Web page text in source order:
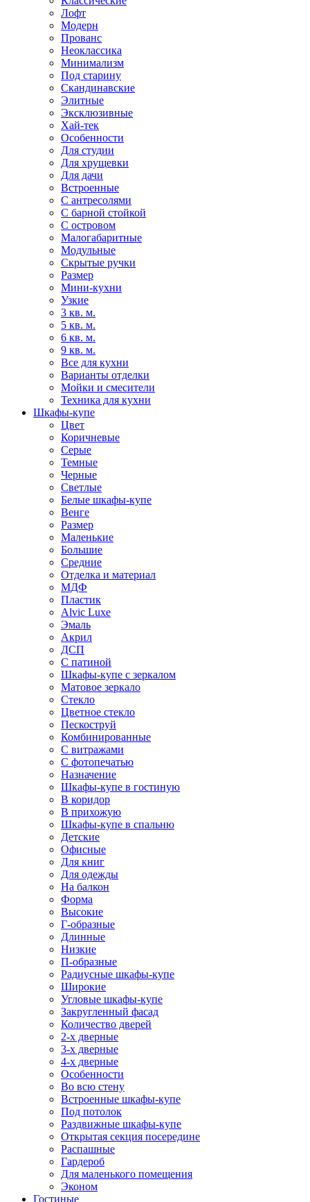
Лофт
Модерн
Прованс
Неоклассика
Минимализм
Под старину
Скандинавские
Элитные
Эксклюзивные
Хай-тек
Особенности
Для студии
Для хрущевки
Для дачи
Встроенные
С антресолями
С барной стойкой
С островом
Малогабаритные
Модульные
Скрытые ручки
Размер
Мини-кухни
Узкие
3 кв. м.
5 кв. м.
6 кв. м.
9 кв. м.
Все для кухни
Варианты отделки
Мойки и смесители
Техника для кухни
Шкафы-купе
Цвет
Коричневые
Серые
Темные
Черные
Светлые
Белые шкафы-купе
Венге
Размер
Маленькие
Большие
Средние
Отделка и материал
МДФ
Пластик
Alvic Luxe
Эмаль
Акрил
ДСП
С патиной
Шкафы-купе с зеркалом
Матовое зеркало
Стекло
Цветное стекло
Пескоструй
Комбинированные
С витражами
С фотопечатью
Назначение
Шкафы-купе в гостиную
В коридор
В прихожую
Шкафы-купе в спальню
Детские
Офисные
Для книг
Для одежды
На балкон
Форма
Высокие
Г-образные
Длинные
Низкие
П-образные
Радиусные шкафы-купе
Широкие
Угловые шкафы-купе
Закругленный фасад
Количество дверей
2-х дверные
3-х дверные
4-х дверные
Особенности
Во всю стену
Встроенные шкафы-купе
Под потолок
Раздвижные шкафы-купе
Открытая секция посередине
Распашные
Гардероб
Для маленького помещения
Эконом
Гостиные